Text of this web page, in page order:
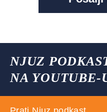
NJUZ
NA YOUTUBE-